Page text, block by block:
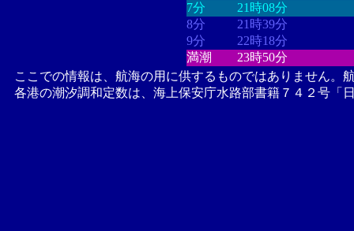
7分
21時08分
8分
21時39分
9分
22時18分
満潮
23時50分
ここでの情報は、航海の用に供するものではありません。
各港の潮汐調和定数は、海上保安庁水路部書籍７４２号「